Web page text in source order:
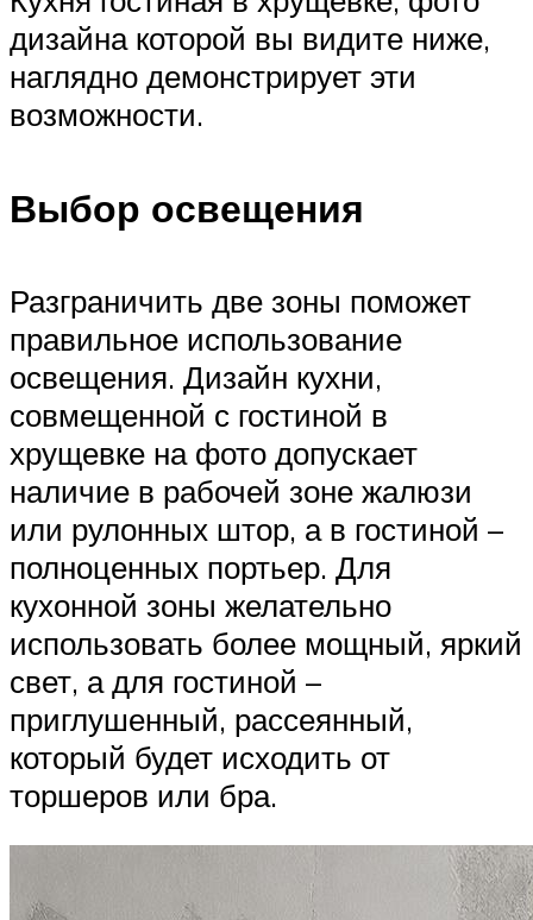
дизайна которой вы видите ниже,
наглядно демонстрирует эти
возможности.
Выбор освещения
Разграничить две зоны поможет
правильное использование
освещения. Дизайн кухни,
совмещенной с гостиной в
хрущевке на фото допускает
наличие в рабочей зоне жалюзи
или рулонных штор, а в гостиной –
полноценных портьер. Для
кухонной зоны желательно
использовать более мощный, яркий
свет, а для гостиной –
приглушенный, рассеянный,
который будет исходить от
торшеров или бра.